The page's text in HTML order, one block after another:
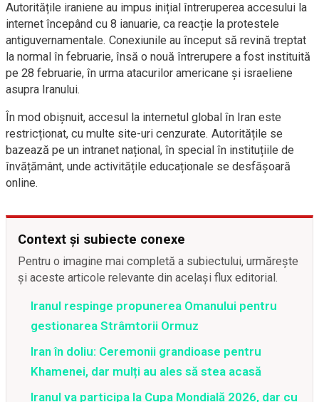
Autoritățile iraniene au impus inițial întreruperea accesului la
internet începând cu 8 ianuarie, ca reacție la protestele
antiguvernamentale. Conexiunile au început să revină treptat
la normal în februarie, însă o nouă întrerupere a fost instituită
pe 28 februarie, în urma atacurilor americane și israeliene
asupra Iranului.
În mod obișnuit, accesul la internetul global în Iran este
restricționat, cu multe site-uri cenzurate. Autoritățile se
bazează pe un intranet național, în special în instituțiile de
învățământ, unde activitățile educaționale se desfășoară
online.
Context și subiecte conexe
Pentru o imagine mai completă a subiectului, urmărește
și aceste articole relevante din același flux editorial.
Iranul respinge propunerea Omanului pentru
gestionarea Strâmtorii Ormuz
Iran în doliu: Ceremonii grandioase pentru
Khamenei, dar mulți au ales să stea acasă
Iranul va participa la Cupa Mondială 2026, dar cu